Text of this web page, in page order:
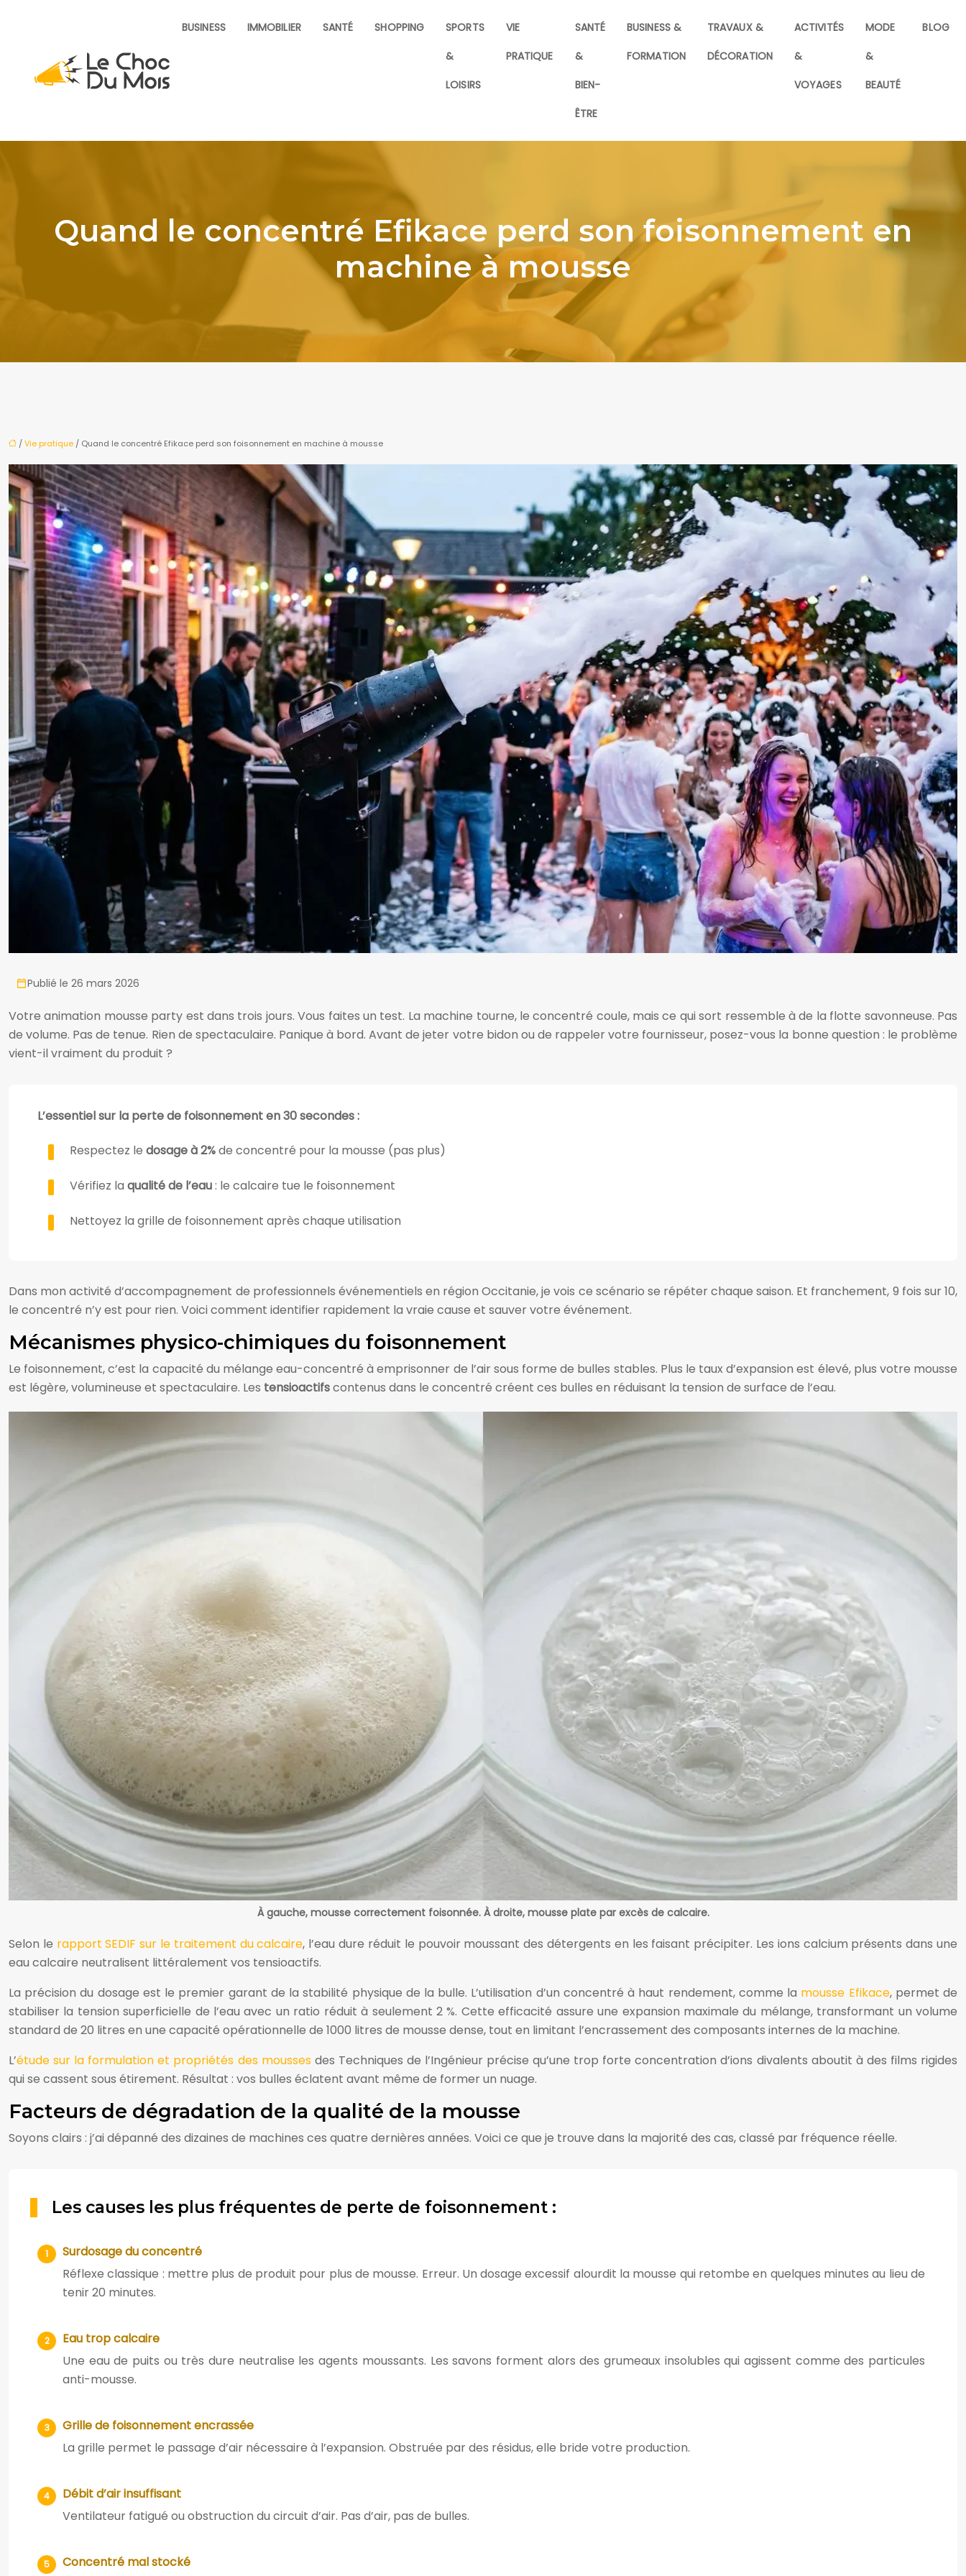
BUSINESS IMMOBILIER SANTÉ SHOPPING
SPORTS
&
LOISIRS
VIE
PRATIQUE
SANTÉ
&
BIEN-
ÊTRE
BUSINESS &
FORMATION
TRAVAUX &
DÉCORATION
ACTIVITÉS
&
VOYAGES
MODE
&
BEAUTÉ
BLOG
Quand le concentré Efikace perd son foisonnement en
machine à mousse
/Vie pratique / Quand le concentré Efikace perd son foisonnement en machine à mousse
Publié le 26 mars 2026
Votre animation mousse party est dans trois jours. Vous faites un test. La machine tourne, le concentré coule, mais ce qui sort ressemble à de la flotte savonneuse. Pas
de volume. Pas de tenue. Rien de spectaculaire. Panique à bord. Avant de jeter votre bidon ou de rappeler votre fournisseur, posez-vous la bonne question : le problème
vient-il vraiment du produit ?
L’essentiel sur la perte de foisonnement en 30 secondes :
Respectez le dosage à 2%de concentré pour la mousse (pas plus)
Vérifiez la qualité de l’eau: le calcaire tue le foisonnement
Nettoyez la grille de foisonnement après chaque utilisation
Dans mon activité d’accompagnement de professionnels événementiels en région Occitanie, je vois ce scénario se répéter chaque saison. Et franchement, 9 fois sur 10,
le concentré n’y est pour rien. Voici comment identifier rapidement la vraie cause et sauver votre événement.
Mécanismes physico-chimiques du foisonnement
Le foisonnement, c’est la capacité du mélange eau-concentré à emprisonner de l’air sous forme de bulles stables. Plus le taux d’expansion est élevé, plus votre mousse
est légère, volumineuse et spectaculaire. Les tensioactifscontenus dans le concentré créent ces bulles en réduisant la tension de surface de l’eau.
À gauche, mousse correctement foisonnée. À droite, mousse plate par excès de calcaire.
Selon le rapport SEDIF sur le traitement du calcaire, l’eau dure réduit le pouvoir moussant des détergents en les faisant précipiter. Les ions calcium présents dans une
eau calcaire neutralisent littéralement vos tensioactifs.
La précision du dosage est le premier garant de la stabilité physique de la bulle. L’utilisation d’un concentré à haut rendement, comme la mousse Efikace, permet de
stabiliser la tension superficielle de l’eau avec un ratio réduit à seulement 2 %. Cette efficacité assure une expansion maximale du mélange, transformant un volume
standard de 20 litres en une capacité opérationnelle de 1000 litres de mousse dense, tout en limitant l’encrassement des composants internes de la machine.
L’étude sur la formulation et propriétés des moussesdes Techniques de l’Ingénieur précise qu’une trop forte concentration d’ions divalents aboutit à des films rigides
qui se cassent sous étirement. Résultat : vos bulles éclatent avant même de former un nuage.
Facteurs de dégradation de la qualité de la mousse
Soyons clairs : j’ai dépanné des dizaines de machines ces quatre dernières années. Voici ce que je trouve dans la majorité des cas, classé par fréquence réelle.
Les causes les plus fréquentes de perte de foisonnement :
Surdosage du concentré
Réflexe classique : mettre plus de produit pour plus de mousse. Erreur. Un dosage excessif alourdit la mousse qui retombe en quelques minutes au lieu de
tenir 20 minutes.
Eau trop calcaire
Une eau de puits ou très dure neutralise les agents moussants. Les savons forment alors des grumeaux insolubles qui agissent comme des particules
anti-mousse.
Grille de foisonnement encrassée
La grille permet le passage d’air nécessaire à l’expansion. Obstruée par des résidus, elle bride votre production.
Débit d’air insuffisant
Ventilateur fatigué ou obstruction du circuit d’air. Pas d’air, pas de bulles.
Concentré mal stocké